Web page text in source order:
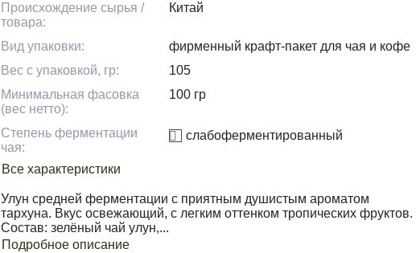
Происхождение сырья /
товара:
Китай
Вид упаковки:
фирменный крафт-пакет для чая и кофе
Вес с упаковкой, гр:
105
Минимальная фасовка
(вес нетто):
100 гр
Степень ферментации
чая:
слабоферментированный
Все характеристики
Улун средней ферментации с приятным душистым ароматом
тархуна. Вкус освежающий, с легким оттенком тропических фруктов.
Состав: зелёный чай улун,...
Подробное описание